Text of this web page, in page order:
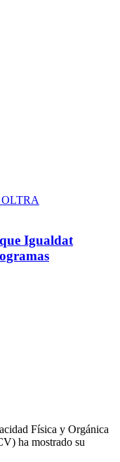
Igualdat
Física y Orgánica
ha mostrado su